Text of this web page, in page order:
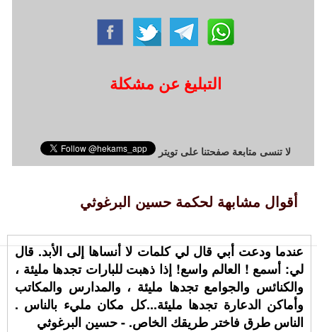
التبليغ عن مشكلة
لا تنسى متابعة صفحتنا على تويتر
أقوال مشابهة لحكمة حسين البرغوثي
عندما ودعت أبي قال لي كلمات لا أنساها إلى الأبد. قال
لي: أسمع ! العالم واسع! إذا ذهبت للبارات تجدها مليئة ،
والكنائس والجوامع تجدها مليئة ، والمدارس والمكاتب
وأماكن الدعارة تجدها مليئة...كل مكان مليء بالناس .
الناس طرق فاختر طريقك الخاص. - حسين البرغوثي